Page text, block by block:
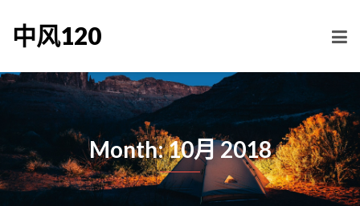
中风120
Month: 10月 2018